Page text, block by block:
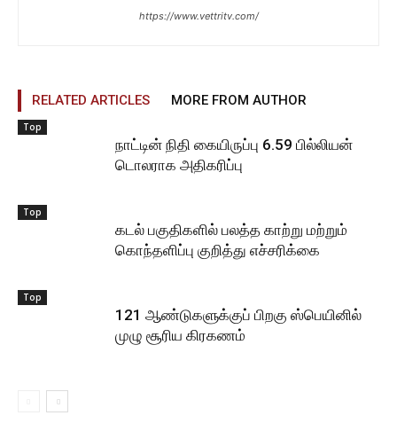
https://www.vettritv.com/
RELATED ARTICLES MORE FROM AUTHOR
Top
நாட்டின் நிதி கையிருப்பு 6.59 பில்லியன்
டொலராக அதிகரிப்பு
Top
கடல் பகுதிகளில் பலத்த காற்று மற்றும்
கொந்தளிப்பு குறித்து எச்சரிக்கை
Top
121 ஆண்டுகளுக்குப் பிறகு ஸ்பெயினில்
முழு சூரிய கிரகணம்